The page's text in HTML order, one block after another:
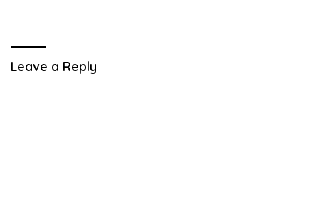
Leave a Reply